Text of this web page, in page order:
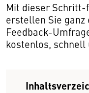
Mit dieser
erstellen Sie ganz
Feedback-
kostenlos, schnell